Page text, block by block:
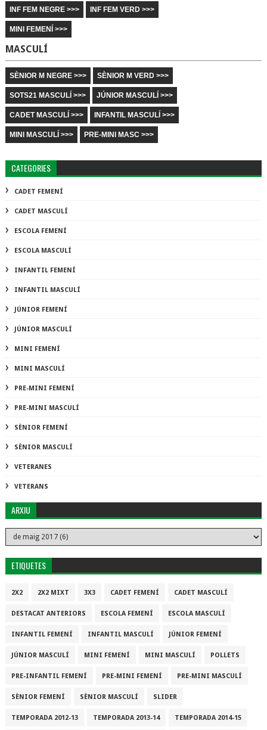
INF FEM NEGRE >>> INF FEM VERD >>>
MINI FEMENÍ >>>
MASCULÍ
SÈNIOR M NEGRE >>> SÈNIOR M VERD >>>
SOTS21 MASCULÍ >>> JÚNIOR MASCULÍ >>>
CADET MASCULÍ >>> INFANTIL MASCULÍ >>>
MINI MASCULÍ >>> PRE-MINI MASC >>>
CATEGORIES
CADET FEMENÍ
CADET MASCULÍ
ESCOLA FEMENÍ
ESCOLA MASCULÍ
INFANTIL FEMENÍ
INFANTIL MASCULÍ
JÚNIOR FEMENÍ
JÚNIOR MASCULÍ
MINI FEMENÍ
MINI MASCULÍ
PRE-MINI FEMENÍ
PRE-MINI MASCULÍ
SÈNIOR FEMENÍ
SÈNIOR MASCULÍ
VETERANES
VETERANS
ARXIU
ETIQUETES
2X2 2X2 MIXT 3X3 CADET FEMENÍ CADET MASCULÍ
DESTACAT ANTERIORS ESCOLA FEMENÍ ESCOLA MASCULÍ
INFANTIL FEMENÍ INFANTIL MASCULÍ JÚNIOR FEMENÍ
JÚNIOR MASCULÍ MINI FEMENÍ MINI MASCULÍ POLLETS
PRE-INFANTIL FEMENÍ PRE-MINI FEMENÍ PRE-MINI MASCULÍ
SÈNIOR FEMENÍ SÈNIOR MASCULÍ SLIDER
TEMPORADA 2012-13 TEMPORADA 2013-14 TEMPORADA 2014-15